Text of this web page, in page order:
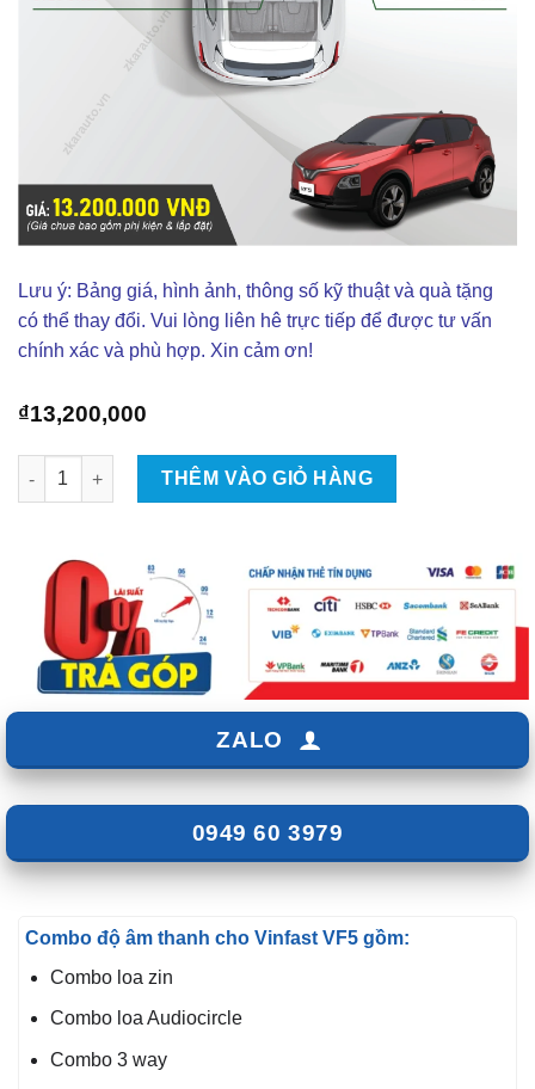
Lưu ý: Bảng giá, hình ảnh, thông số kỹ thuật và quà tặng
có thể thay đổi. Vui lòng liên hê trực tiếp để được tư vấn
chính xác và phù hợp. Xin cảm ơn!
₫13,200,000
Độ Combo Âm Thanh Cho Xe Vinfast VF5 số lượng
THÊM VÀO GIỎ HÀNG
ZALO
0949 60 3979
Combo độ âm thanh cho Vinfast VF5 gồm:
Combo loa zin
Combo loa Audiocircle
Combo 3 way